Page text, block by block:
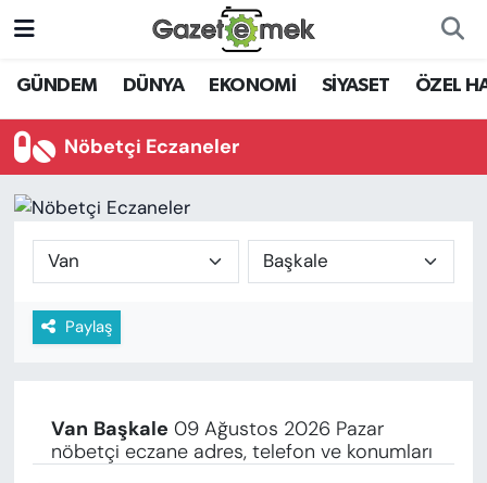
GÜNDEM DÜNYA EKONOMİ SİYASET ÖZEL
Nöbetçi Eczaneler
Paylaş
Van Başkale 09 Ağustos 2026 Pazar
nöbetçi eczane adres, telefon ve konumları
DÜNYA
EKONOMİ
YENİ MEDYADA EMEK
GAZETECİLİĞİNİ GELİŞTİRMEK
FAYDALI BİLGİLER
EĞİTİM
Nöbetçi Eczaneler
Hava Durumu
Trafik Durumu
Haber Arşivi